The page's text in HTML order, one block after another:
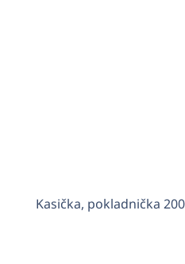
Kasička, pokladnička